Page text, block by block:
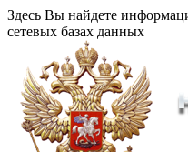
Здесь Вы найдете
сетевых базах данных